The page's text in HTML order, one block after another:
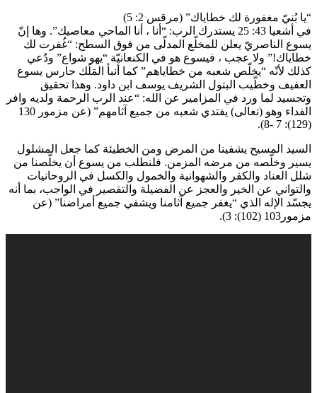
“يا بُنيّ مغفورة لك خطاياك” (مرقس 2: 5)
في أشعيا 43: 25 يستدرك الرب: “أنا ، أنا الماحي معاصيك”. وها إنّ
يسوع الناصريّ يعلن للمخلّع المدلّى من فوق السطح: “غُفرت لك
خطاياك!” ولا عجب ، فيسوع هو في الكنعانيّة “يهو شواع” ودُعي
كذلك لأنّه “يخلّص شعبه من خطاياهم” كما أنبأ المَلَك حارس يسوع
العفيف وخطّيب البتول الشريف يوسف ابن داود. وهذا تحقيق
وتجسيد لما ورد في المزامير عن الله: “عند الرب الرحمة ولديه وافر
الفداء وهو (تعالى) يفتدي شعبه من جميع آثامهم” (عن مزمور 130
(129): 7 -8).
السيد المسيح يشفينا من المرض ومن الخطيئة كما جعل المشلول
يسير وخلّصه من مرضه المزمن. فلنطلب من يسوع أن يخلّصنا من
شلل العناد والكفر والشهوانية والخمول والكسل في الروحانيات
والتواني عن الخير والعجز عن الفضيلة والتقصير في الواجب، بما أنه
يجسّد الإله الذي “يغفر جميع آثامنا ويشفي جميع أمراضنا” (عن
مزمور103 (102): 3).